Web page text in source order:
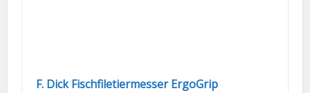
F. Dick Fischfiletiermesser ErgoGrip